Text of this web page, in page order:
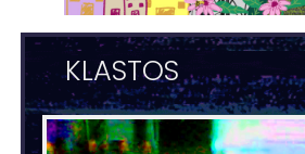
KLASTOS